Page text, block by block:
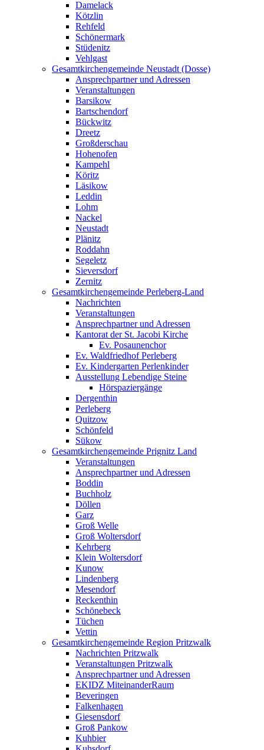
Damelack
Kötzlin
Rehfeld
Schönermark
Stüdenitz
Vehlgast
Gesamtkirchengemeinde Neustadt (Dosse)
Ansprechpartner und Adressen
Veranstaltungen
Barsikow
Bartschendorf
Bückwitz
Dreetz
Großderschau
Hohenofen
Kampehl
Köritz
Läsikow
Leddin
Lohm
Nackel
Neustadt
Plänitz
Roddahn
Segeletz
Sieversdorf
Zernitz
Gesamtkirchengemeinde Perleberg-Land
Nachrichten
Veranstaltungen
Ansprechpartner und Adressen
Kantorat der St. Jacobi Kirche
Ev. Posaunenchor
Ev. Waldfriedhof Perleberg
Ev. Kindergarten Perlenkinder
Ausstellung Lebendige Steine
Hörspaziergänge
Dergenthin
Perleberg
Quitzow
Schönfeld
Sükow
Gesamtkirchengemeinde Prignitz Land
Veranstaltungen
Ansprechpartner und Adressen
Boddin
Buchholz
Döllen
Garz
Groß Welle
Groß Woltersdorf
Kehrberg
Klein Woltersdorf
Kunow
Lindenberg
Mesendorf
Reckenthin
Schönebeck
Tüchen
Vettin
Gesamtkirchengemeinde Region Pritzwalk
Nachrichten Pritzwalk
Veranstaltungen Pritzwalk
Ansprechpartner und Adressen
EKIDZ MiteinanderRaum
Beveringen
Falkenhagen
Giesensdorf
Groß Pankow
Kuhbier